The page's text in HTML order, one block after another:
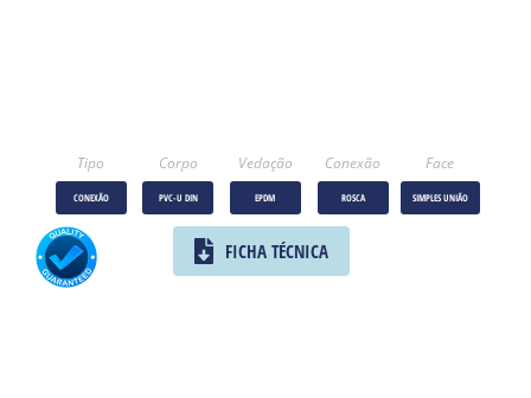
Tipo Corpo Vedação Conexão Face
CONEXÃO PVC-U DIN EPDM ROSCA SIMPLES UNIÃO
FICHA TÉCNICA